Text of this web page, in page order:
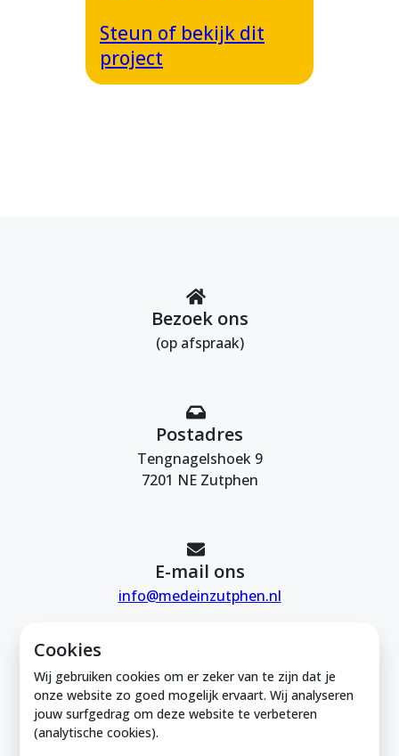
Cookies
Wij gebruiken cookies om er zeker van te zijn dat je
onze website zo goed mogelijk ervaart. Wij analyseren
jouw surfgedrag om deze website te verbeteren
(analytische cookies).
Steun of bekijk dit
project
Bezoek ons
(op afspraak)
Postadres
Tengnagelshoek 9
7201 NE Zutphen
E-mail ons
info@medeinzutphen.nl
Mede in Zutphen is onderdeel van de
Zutphense Uitdaging. KVK Zutphense